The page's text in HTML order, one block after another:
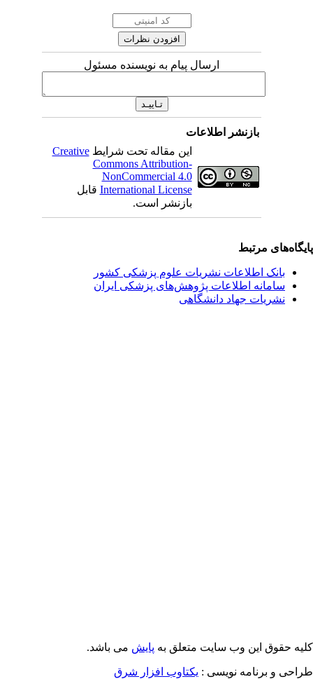
ارسال پیام به نویسنده مسئول
بازنشر اطلاعات
این مقاله تحت شرایطCreative
Commons Attribution-
NonCommercial 4.0
International Licenseقابل
بازنشر است.
مرتبط
بانک اطلاعات نشریات علوم پزشکی کشور
سامانه اطلاعات پژوهش‌های پزشکی ایران
نشریات جهاد دانشگاهی
حقوق این وب سایت متعلق بهپایشمی باشد.
و برنامه نویسی : یکتاوب افزار شرق